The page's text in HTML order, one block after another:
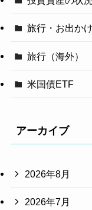
旅行・お出かけ
旅行（海外）
米国債ETF
アーカイブ
2026年8月
2026年7月